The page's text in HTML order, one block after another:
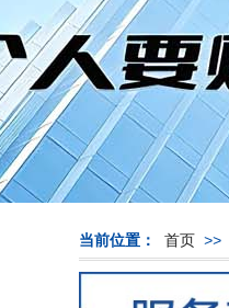
当前位置： 首页 >>